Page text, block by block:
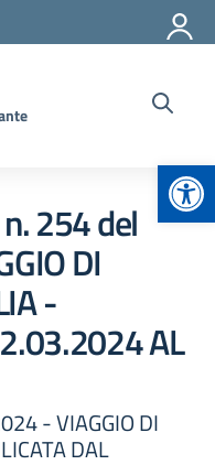
254 del
DI
-
AL
- VIAGGIO DI
DAL